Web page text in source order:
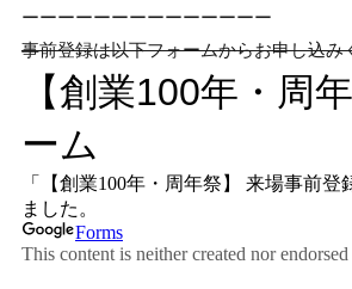
ーーーーーーーーーーーーーー
事前登録は以下フォームからお申し込み